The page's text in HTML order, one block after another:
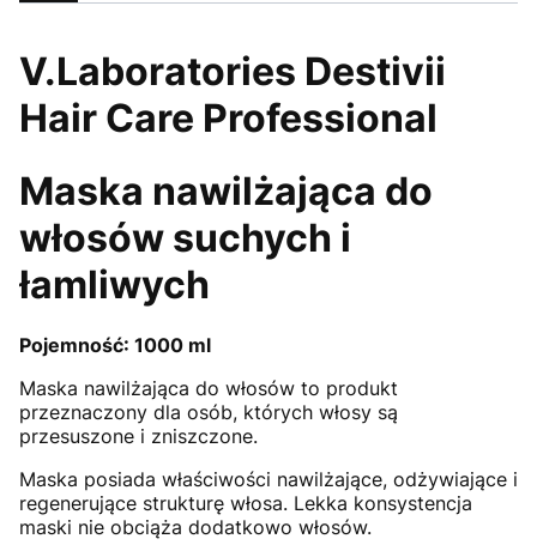
V.Laboratories Destivii
Hair Care Professional
Maska nawilżająca do
włosów suchych i
łamliwych
Pojemność: 1000 ml
Maska nawilżająca do włosów to produkt
przeznaczony dla osób, których włosy są
przesuszone i zniszczone.
Maska posiada właściwości nawilżające, odżywiające i
regenerujące strukturę włosa. Lekka konsystencja
maski nie obciąża dodatkowo włosów.